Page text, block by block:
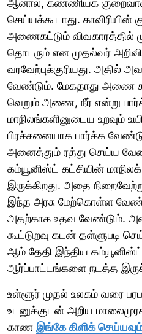
செய்யக்கூடாது. காவிரியின்
அணைகட்டும் விவகாரத்தில்
தொடரும் என முதல்வர்
வரவேற்புக்குரியது. அதில்
வேண்டும். மேகதாது அணை
வெறும் அணை, நீர் என்று
மாநிலங்களினுடைய உறவும்
பிரச்சனையாக பார்க்க
அனைத்தும் ரத்து செய்ய
கம்யூனிஸ்ட் கட்சியின்
இருக்கிறது. அதை
இந்த அரசு மேற்கொள்ள
அதற்காக உதவ வேண்டும்.
கூட்டுறவு கடன் தள்ளுபடி
ஆம் தேதி இந்திய கம்யூனிஸ்ட்
ஆர்ப்பாட்டங்களை நடத்த
உள்ளூர் முதல் உலகம் வரை
உடனுக்குடன் அறிய
காண இங்கே கிளிக்